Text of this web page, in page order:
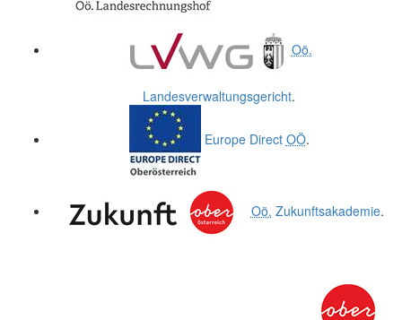
Oö.
Landesverwaltungsgericht.
Europe Direct OÖ.
Oö. Zukunftsakademie.